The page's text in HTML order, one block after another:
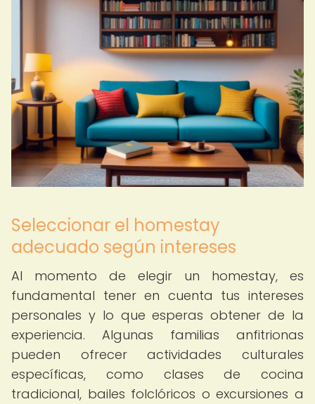
Seleccionar el homestay
adecuado según intereses
Al momento de elegir un homestay, es
fundamental tener en cuenta tus intereses
personales y lo que esperas obtener de la
experiencia. Algunas familias anfitrionas
pueden ofrecer actividades culturales
específicas, como clases de cocina
tradicional, bailes folclóricos o excursiones a